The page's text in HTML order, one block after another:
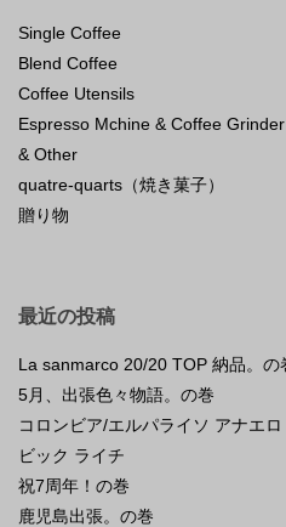
Single Coffee
Blend Coffee
Coffee Utensils
Espresso Mchine & Coffee Grinder
& Other
quatre-quarts（焼き菓子）
贈り物
最近の投稿
La sanmarco 20/20 TOP 納品。の
5月、出張色々物語。の巻
コロンビア/エルパライソ アナエロ
ビック ライチ
祝7周年！の巻
鹿児島出張。の巻